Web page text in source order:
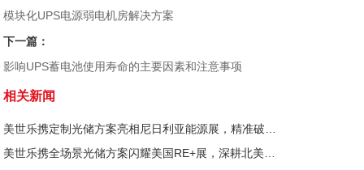
模块化UPS电源弱电机房解决方案
下一篇：
影响UPS蓄电池使用寿命的主要因素和注意事项
相关新闻
美世乐携定制光储方案亮相尼日利亚能源展，精准破解西非用电难题
美世乐携全场景光储方案闪耀美国RE+展，深耕北美赋能零碳转型